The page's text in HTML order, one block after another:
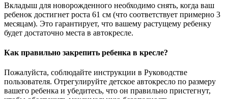
Вкладыш для новорожденного необходимо снять, когда ваш
ребенок достигнет роста 61 см (что соответствует примерно 3
месяцам). Это гарантирует, что вашему растущему ребенку
будет достаточно места в автокресле.
Как правильно закрепить ребенка в кресле?
Пожалуйста, соблюдайте инструкции в Руководстве
пользователя. Отрегулируйте детское автокресло по размеру
вашего ребенка и убедитесь, что он правильно пристегнут,